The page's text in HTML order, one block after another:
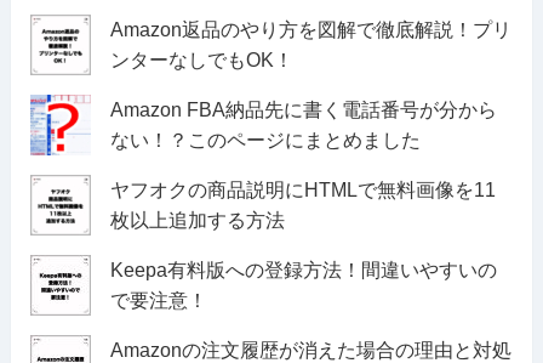
Amazon返品のやり方を図解で徹底解説！プリ
ンターなしでもOK！
Amazon FBA納品先に書く電話番号が分から
ない！？このページにまとめました
ヤフオクの商品説明にHTMLで無料画像を11
枚以上追加する方法
Keepa有料版への登録方法！間違いやすいの
で要注意！
Amazonの注文履歴が消えた場合の理由と対処